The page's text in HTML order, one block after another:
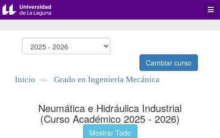
Cambiar curso
Inicio >> Grado en Ingeniería Mecánica
Neumática e Hidráulica Industrial
(Curso Académico 2025 - 2026)
Mostrar Todo